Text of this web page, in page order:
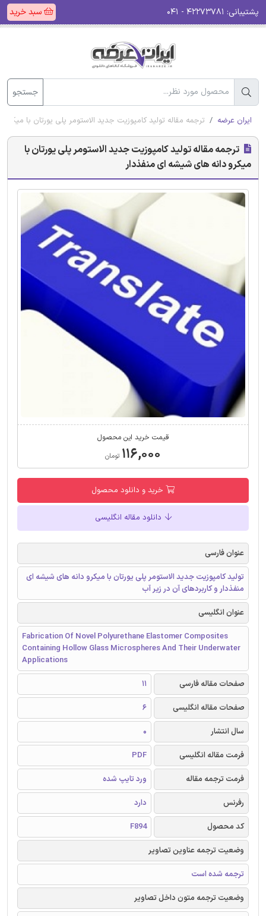
پشتیبانی: سبد خرید
جستجو
ایران عرضه ترجمه مقاله تولید کامپوزیت جدید الاستومر پلی یورتان با
ترجمه مقاله تولید کامپوزیت جدید الاستومر پلی یورتان با
میکرو دانه های شیشه ای منفذدار
قیمت خرید این محصول
۱۱۶,۰۰۰ تومان
خرید و دانلود محصول
دانلود مقاله انگلیسی
عنوان فارسی
تولید کامپوزیت جدید الاستومر پلی یورتان با میکرو دانه های شیشه ای
منفذدار و کاربردهای آن در زیر آب
عنوان انگلیسی
Fabrication Of Novel Polyurethane Elastomer Composites
Containing Hollow Glass Microspheres And Their Underwater
Applications
صفحات مقاله فارسی
11
صفحات مقاله انگلیسی
6
سال انتشار
0
فرمت مقاله انگلیسی
PDF
فرمت ترجمه مقاله
ورد تایپ شده
رفرنس
دارد
کد محصول
F894
وضعیت ترجمه عناوین تصاویر
ترجمه شده است
وضعیت ترجمه متون داخل تصاویر